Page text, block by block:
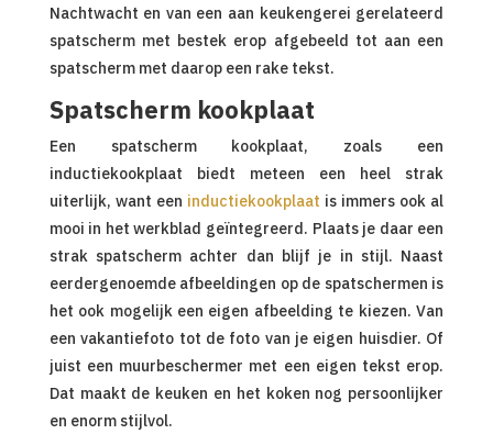
Nachtwacht en van een aan keukengerei gerelateerd
spatscherm met bestek erop afgebeeld tot aan een
spatscherm met daarop een rake tekst.
Spatscherm kookplaat
Een spatscherm kookplaat, zoals een
inductiekookplaat biedt meteen een heel strak
uiterlijk, want een inductiekookplaat is immers ook al
mooi in het werkblad geïntegreerd. Plaats je daar een
strak spatscherm achter dan blijf je in stijl. Naast
eerdergenoemde afbeeldingen op de spatschermen is
het ook mogelijk een eigen afbeelding te kiezen. Van
een vakantiefoto tot de foto van je eigen huisdier. Of
juist een muurbeschermer met een eigen tekst erop.
Dat maakt de keuken en het koken nog persoonlijker
en enorm stijlvol.